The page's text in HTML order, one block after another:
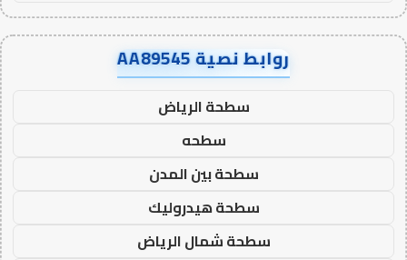
روابط نصية AA89545
سطحة الرياض
سطحه
سطحة بين المدن
سطحة هيدروليك
سطحة شمال الرياض